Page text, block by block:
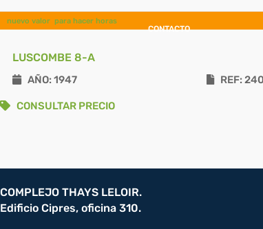
CONTACTO
nuevo valor para hacer horas
LUSCOMBE 8-A
AÑO: 1947 REF:
CONSULTAR PRECIO
COMPLEJO THAYS LELOIR.
Edificio Cipres, oficina 310.